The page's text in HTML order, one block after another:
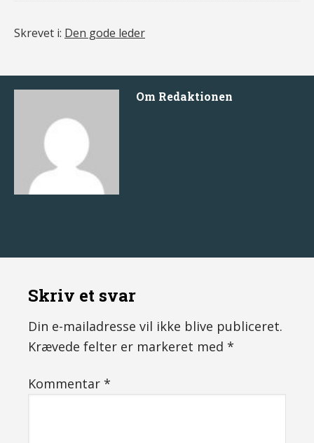
Skrevet i: Den gode leder
Om Redaktionen
Skriv et svar
Din e-mailadresse vil ikke blive publiceret.
Krævede felter er markeret med *
Kommentar *